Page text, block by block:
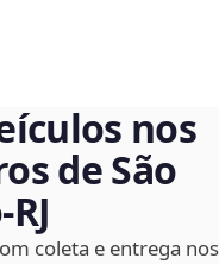
nos
de São
coleta e entrega nos